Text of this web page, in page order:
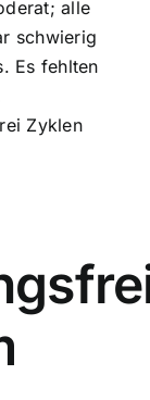
alle
schwierig
Es fehlten
Zyklen